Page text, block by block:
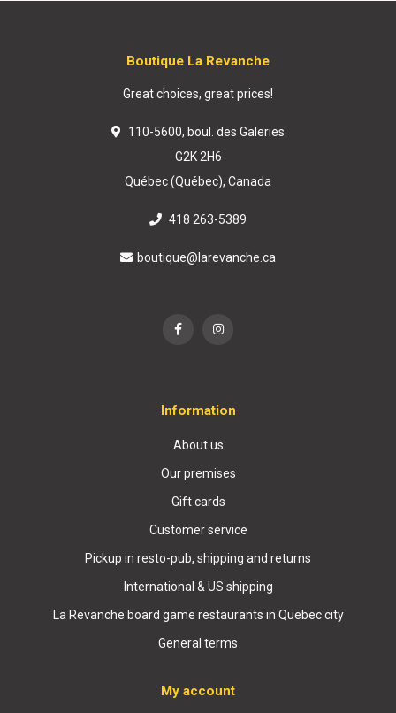
Boutique La Revanche
Great choices, great prices!
110-5600, boul. des Galeries
G2K 2H6
Québec (Québec), Canada
418 263-5389
boutique@larevanche.ca
Information
About us
Our premises
Gift cards
Customer service
Pickup in resto-pub, shipping and returns
International & US shipping
La Revanche board game restaurants in Quebec city
General terms
My account